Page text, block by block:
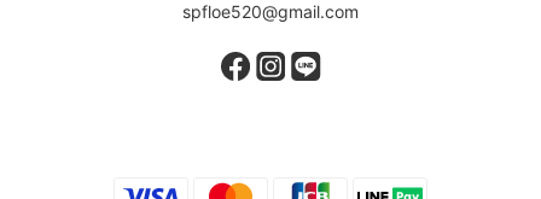
spfloe520@gmail.com